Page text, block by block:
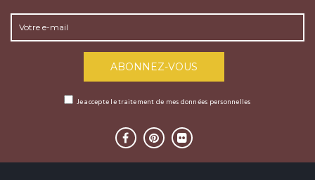
Je accepte le traitement de mes données personnelles